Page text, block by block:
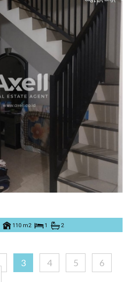
110 m2 1 2
3 4 5
6